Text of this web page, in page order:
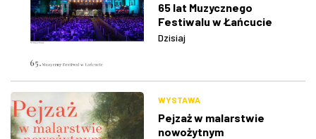
65 lat Muzycznego
Festiwalu w Łańcucie
Dzisiaj
WYSTAWA
Pejzaż w malarstwie
nowożytnym